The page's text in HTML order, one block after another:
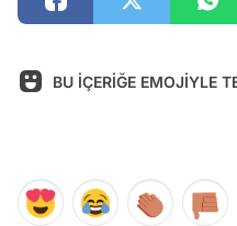
BU İÇERİĞE EMOJİYLE